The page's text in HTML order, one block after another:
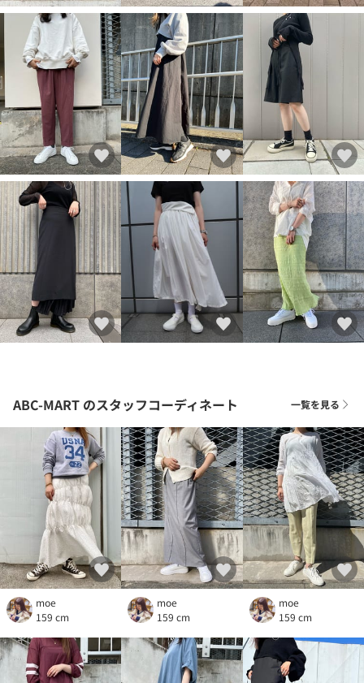
ABC-MART のスタッフコーディネート 一覧を見る
moe
159 cm
moe
159 cm
moe
159 cm